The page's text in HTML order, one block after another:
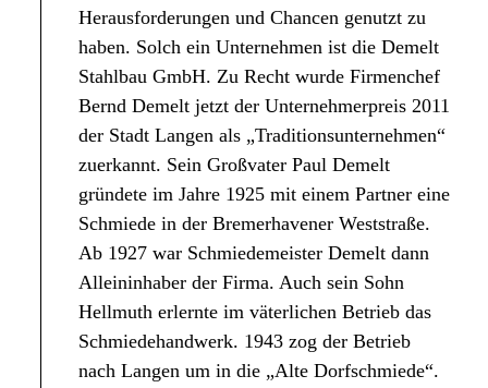
Herausforderungen und Chancen genutzt zu
haben. Solch ein Unternehmen ist die Demelt
Stahlbau GmbH. Zu Recht wurde Firmenchef
Bernd Demelt jetzt der Unternehmerpreis 2011
der Stadt Langen als „Traditionsunternehmen“
zuerkannt. Sein Großvater Paul Demelt
gründete im Jahre 1925 mit einem Partner eine
Schmiede in der Bremerhavener Weststraße.
Ab 1927 war Schmiedemeister Demelt dann
Alleininhaber der Firma. Auch sein Sohn
Hellmuth erlernte im väterlichen Betrieb das
Schmiedehandwerk. 1943 zog der Betrieb
nach Langen um in die „Alte Dorfschmiede“.